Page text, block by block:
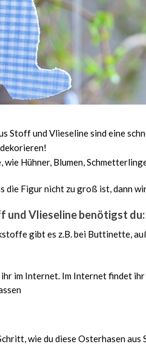
Stoff und Vlieseline sind eine
Hühner, Blumen,
die Figur nicht zu groß ist, dann
und Vlieseline benötigst du:
gibt es z.B. bei Buttinette,
im Internet. Im Internet findet ihr
wie du diese Osterhasen